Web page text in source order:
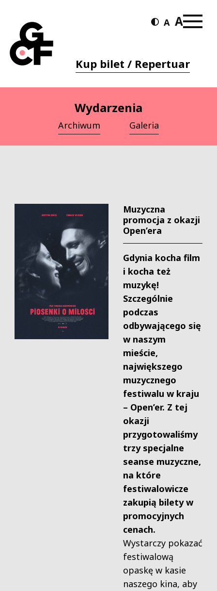
Kup bilet / Repertuar
Wydarzenia
Archiwum Galeria
Muzyczna
promocja z okazji
Open’era
Gdynia kocha film
i kocha też
muzykę!
Szczególnie
podczas
odbywającego się
w naszym
mieście,
największego
muzycznego
festiwalu w kraju
– Open’er. Z tej
okazji
przygotowaliśmy
trzy specjalne
seanse muzyczne,
na które
festiwalowicze
zakupią bilety w
promocyjnych
cenach.
Wystarczy pokazać
festiwalową
opaskę w kasie
naszego kina, aby